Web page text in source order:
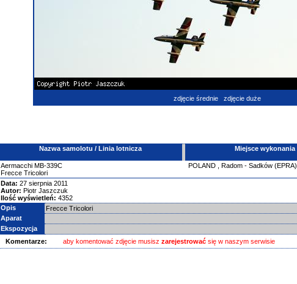
zdjęcie średnie zdjęcie duże
Nazwa samolotu / Linia lotnicza Miejsce wykonania
Aermacchi MB-339C
Frecce Tricolori
POLAND, Radom - Sadków (EPRA)
Data: 27 sierpnia 2011
Autor: Piotr Jaszczuk
Ilość wyświetleń: 4352
Opis
Frecce Tricolori
Aparat
Ekspozycja
Komentarze:
aby komentować zdjęcie musisz zarejestrowaćsię w naszym serwisie